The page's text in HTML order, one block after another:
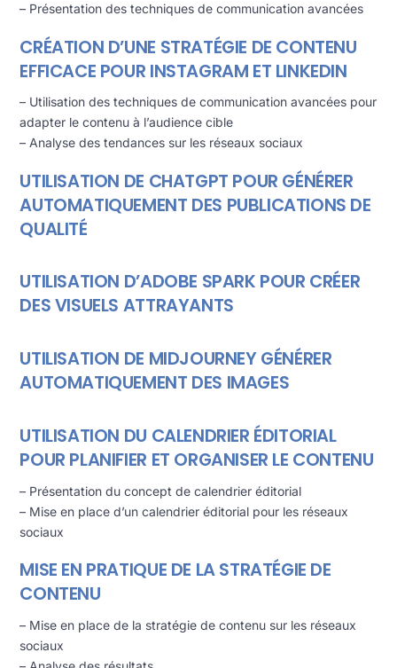
– Présentation des techniques de communication avancées
CRÉATION D’UNE STRATÉGIE DE CONTENU
EFFICACE POUR INSTAGRAM ET LINKEDIN
– Utilisation des techniques de communication avancées pour
adapter le contenu à l’audience cible
– Analyse des tendances sur les réseaux sociaux
UTILISATION DE CHATGPT POUR GÉNÉRER
AUTOMATIQUEMENT DES PUBLICATIONS DE
QUALITÉ
UTILISATION D’ADOBE SPARK POUR CRÉER
DES VISUELS ATTRAYANTS
UTILISATION DE MIDJOURNEY GÉNÉRER
AUTOMATIQUEMENT DES IMAGES
UTILISATION DU CALENDRIER ÉDITORIAL
POUR PLANIFIER ET ORGANISER LE CONTENU
– Présentation du concept de calendrier éditorial
– Mise en place d’un calendrier éditorial pour les réseaux
sociaux
MISE EN PRATIQUE DE LA STRATÉGIE DE
CONTENU
– Mise en place de la stratégie de contenu sur les réseaux
sociaux